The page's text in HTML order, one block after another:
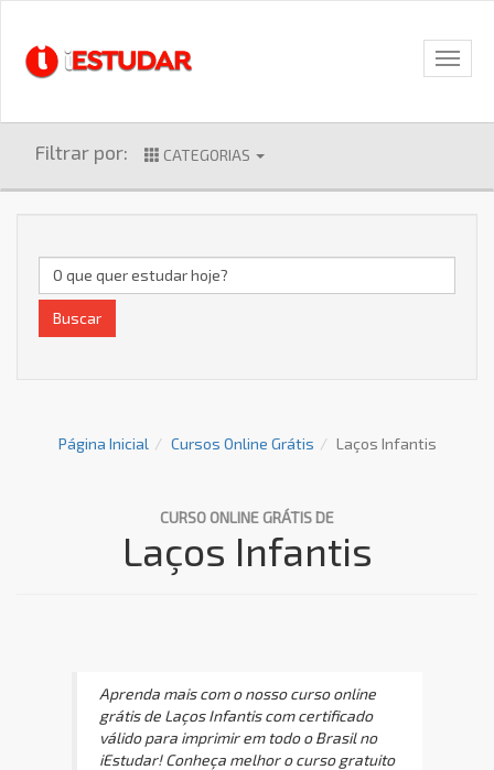
Filtrar por: CATEGORIAS
Buscar
Página Inicial Cursos Online Grátis Laços Infantis
CURSO ONLINE GRÁTIS DE
Laços Infantis
Aprenda mais com o nosso curso online
grátis de Laços Infantis com certificado
válido para imprimir em todo o Brasil no
iEstudar! Conheça melhor o curso gratuito